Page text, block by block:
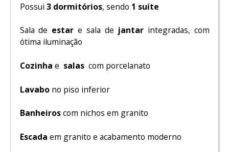
Possui 3 dormitórios, sendo 1 suíte
Sala de estar e sala de jantarintegradas, com
ótima iluminação
Cozinha e salascom porcelanato
Lavabono piso inferior
Banheiroscom nichos em granito
Escada em granito e acabamento moderno